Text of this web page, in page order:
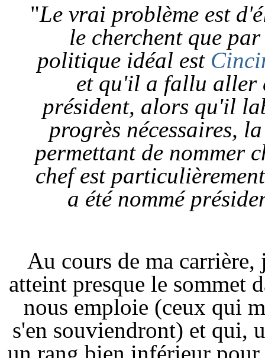
"Le vrai problème est
le cherchent que
politique idéal est
et qu'il a fallu aller
président, alors qu'il
progrès nécessaires,
permettant de nommer
chef est
a été nommé
Au cours de ma
atteint presque le sommet
nous emploie (ceux qui
s'en souviendront) et qui,